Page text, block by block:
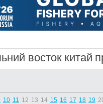
восток китай
10 11 12 13 14 15 16 17 18 19